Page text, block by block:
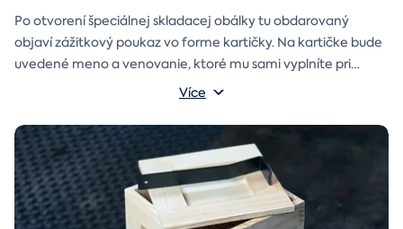
Po otvorení špeciálnej skladacej obálky tu obdarovaný
objaví zážitkový poukaz vo forme kartičky. Na kartičke bude
uvedené meno a venovanie, ktoré mu sami vyplníte pri
Více